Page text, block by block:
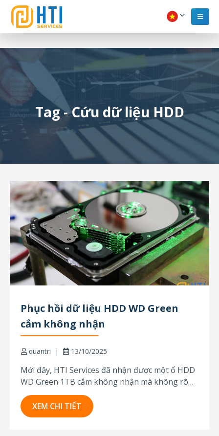
Tag - Cứu dữ liệu HDD
Phục hồi dữ liệu HDD WD Green
cắm không nhận
quantri 13/10/2025
Mới đây, HTI Services đã nhận được một ổ HDD
WD Green 1TB cắm không nhận mà không rõ
nguyên nhân hay dấu hiệu bất thường trước đó.
Khách hàng mô tả ổ cứng đột nhiên dừng hoạt
động mà không hề bị rơi hay va đập. Khi bật...
XEM CHI TIẾT